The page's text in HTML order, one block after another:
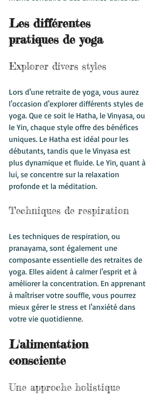
Les différentes
pratiques de yoga
Explorer divers styles
Lors d'une retraite de yoga, vous aurez
l'occasion d'explorer différents styles de
yoga. Que ce soit le Hatha, le Vinyasa, ou
le Yin, chaque style offre des bénéfices
uniques. Le Hatha est idéal pour les
débutants, tandis que le Vinyasa est
plus dynamique et fluide. Le Yin, quant à
lui, se concentre sur la relaxation
profonde et la méditation.
Techniques de respiration
Les techniques de respiration, ou
pranayama, sont également une
composante essentielle des retraites de
yoga. Elles aident à calmer l'esprit et à
améliorer la concentration. En apprenant
à maîtriser votre souffle, vous pourrez
mieux gérer le stress et l'anxiété dans
votre vie quotidienne.
L'alimentation
consciente
Une approche holistique